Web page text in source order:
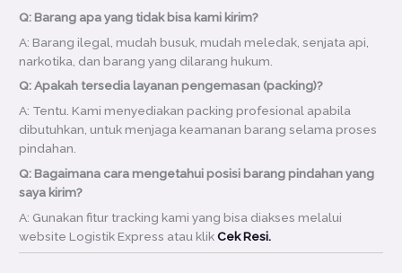
Q: Barang apa yang tidak bisa kami kirim?
A: Barang ilegal, mudah busuk, mudah meledak, senjata api,
narkotika, dan barang yang dilarang hukum.
Q: Apakah tersedia layanan pengemasan (packing)?
A: Tentu. Kami menyediakan packing profesional apabila
dibutuhkan, untuk menjaga keamanan barang selama proses
pindahan.
Q: Bagaimana cara mengetahui posisi barang pindahan yang
saya kirim?
A: Gunakan fitur tracking kami yang bisa diakses melalui
website Logistik Express atau klikCek Resi.